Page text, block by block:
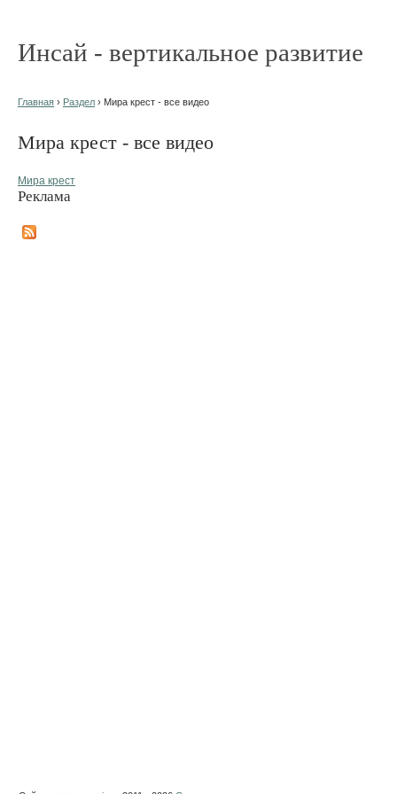
Инсай - вертикальное развитие
Главная › Раздел › Мира крест - все видео
Мира крест - все видео
Мира крест
Реклама